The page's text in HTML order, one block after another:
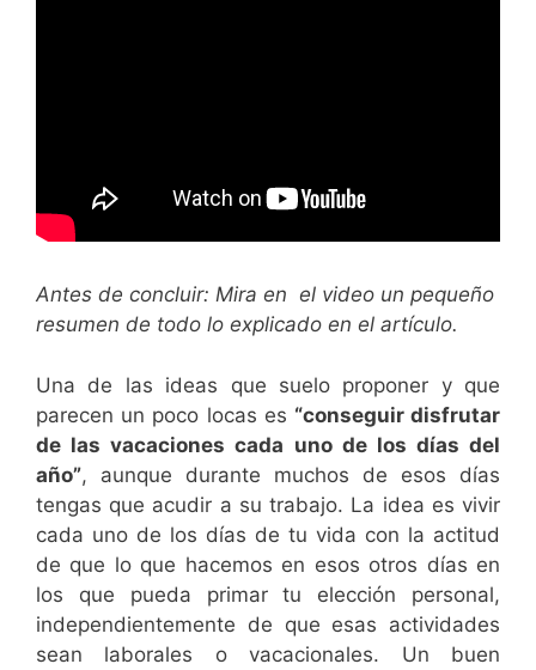
Antes de concluir: Mira en el video un pequeño
resumen de todo lo explicado en el artículo.
Una de las ideas que suelo proponer y que
parecen un poco locas es “conseguir disfrutar
de las vacaciones cada uno de los días del
año”, aunque durante muchos de esos días
tengas que acudir a su trabajo. La idea es vivir
cada uno de los días de tu vida con la actitud
de que lo que hacemos en esos otros días en
los que pueda primar tu elección personal,
independientemente de que esas actividades
sean laborales o vacacionales. Un buen